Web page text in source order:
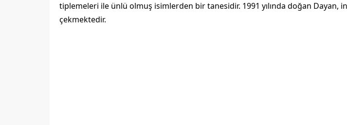
tiplemeleri ile ünlü olmuş isimlerden bir tanesidir. 1991 yılında doğan
çekmektedir.